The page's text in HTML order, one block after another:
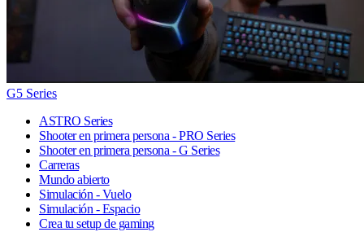
G5 Series
ASTRO Series
Shooter en primera persona - PRO Series
Shooter en primera persona - G Series
Carreras
Mundo abierto
Simulación - Vuelo
Simulación - Espacio
Crea tu setup de gaming